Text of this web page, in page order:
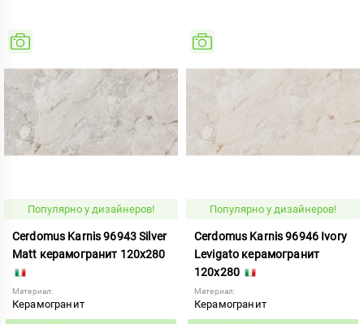
Популярно у дизайнеров!
Cerdomus Karnis 96943 Silver
Matt керамогранит 120x280
Материал:
Керамогранит
Популярно у дизайнеров!
Cerdomus Karnis 96946 Ivory
Levigato керамогранит
120x280
Материал:
Керамогранит